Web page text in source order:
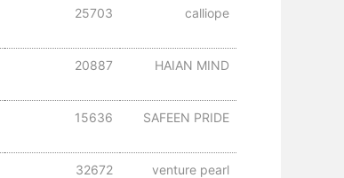
calliope
25703
HAIAN MIND
20887
SAFEEN PRIDE
15636
venture pearl
32672